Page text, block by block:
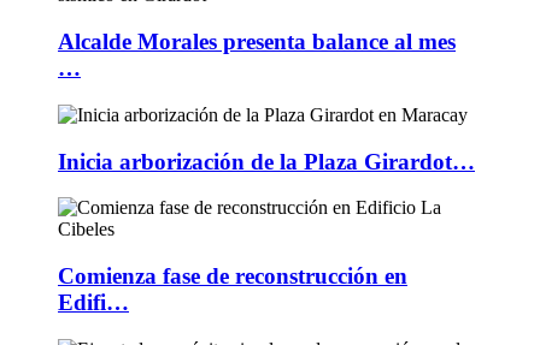
Alcalde Morales presenta balance al mes
…
Inicia arborización de la Plaza Girardot…
Comienza fase de reconstrucción en
Edifi…